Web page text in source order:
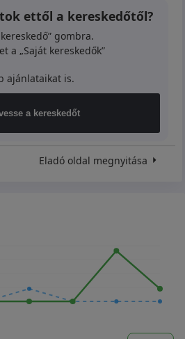
ettől a kereskedőtől?
gombra.
a „Saját kereskedők”
ajánlataikat is.
a kereskedőt
Eladó oldal megnyitása